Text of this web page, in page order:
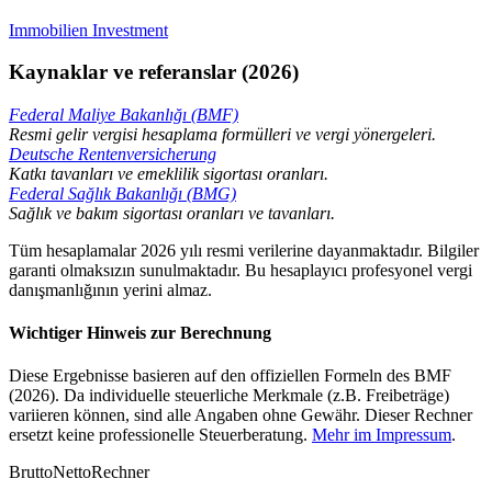
Immobilien Investment
Kaynaklar ve referanslar (2026)
Federal Maliye Bakanlığı (BMF)
Resmi gelir vergisi hesaplama formülleri ve vergi yönergeleri.
Deutsche Rentenversicherung
Katkı tavanları ve emeklilik sigortası oranları.
Federal Sağlık Bakanlığı (BMG)
Sağlık ve bakım sigortası oranları ve tavanları.
Tüm hesaplamalar 2026 yılı resmi verilerine dayanmaktadır. Bilgiler
garanti olmaksızın sunulmaktadır. Bu hesaplayıcı profesyonel vergi
danışmanlığının yerini almaz.
Wichtiger Hinweis zur Berechnung
Diese Ergebnisse basieren auf den offiziellen Formeln des BMF
(2026). Da individuelle steuerliche Merkmale (z.B. Freibeträge)
variieren können, sind alle Angaben ohne Gewähr. Dieser Rechner
ersetzt keine professionelle Steuerberatung. Mehr im Impressum.
BruttoNettoRechner